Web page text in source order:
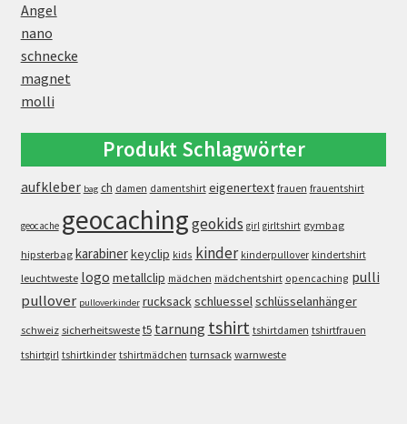
Angel
nano
schnecke
magnet
molli
Produkt Schlagwörter
aufkleber bag ch damen damentshirt eigenertext frauen frauentshirt
geocache geocachinggeokids girl girltshirt gymbag
hipsterbag karabinerkeyclip kids kinder kinderpullover kindertshirt
leuchtweste logo metallclip mädchen mädchentshirt opencaching pulli
pullover pulloverkinder rucksackschluesselschlüsselanhänger
schweiz sicherheitsweste t5 tarnung tshirt tshirtdamen tshirtfrauen
tshirtgirl tshirtkinder tshirtmädchen turnsack warnweste